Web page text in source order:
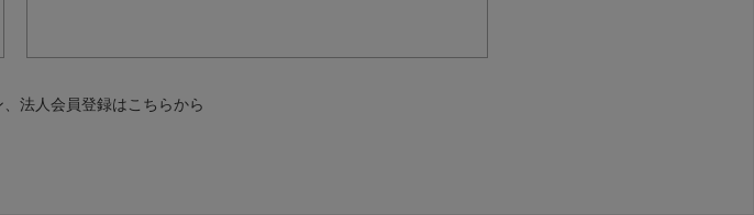
法人会員登録はこちらから